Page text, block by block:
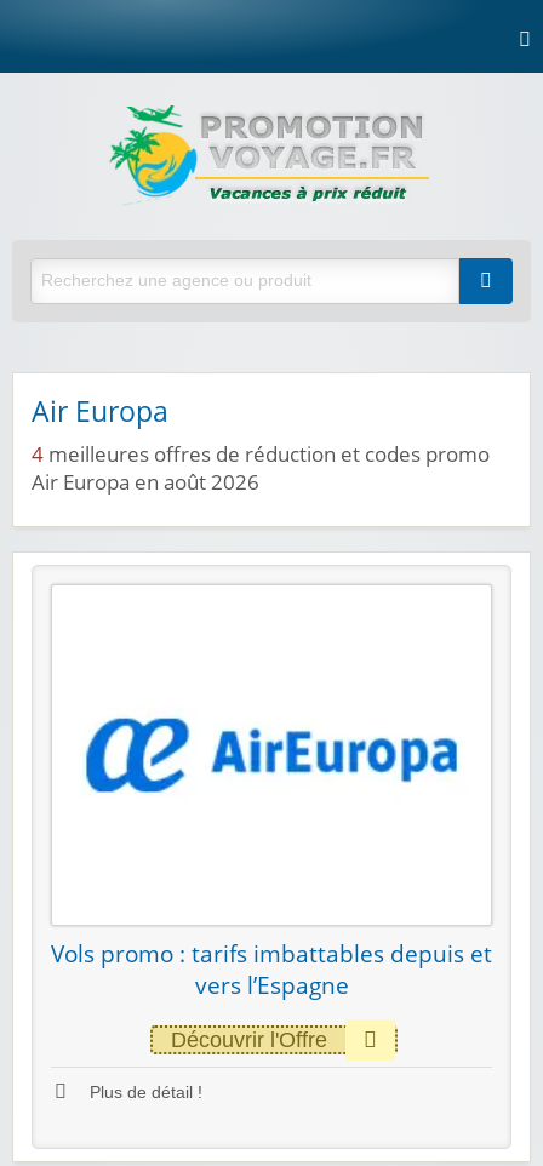
Air Europa
4 meilleures offres de réduction et codes promo
Air Europa en août 2026
Vols promo : tarifs imbattables depuis et
vers l’Espagne
Découvrir l'Offre
Plus de détail !